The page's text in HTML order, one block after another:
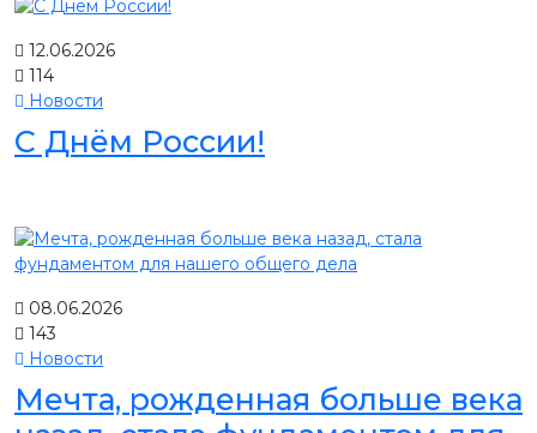
12.06.2026
114
Новости
С Днём России!
08.06.2026
143
Новости
Мечта, рожденная больше века